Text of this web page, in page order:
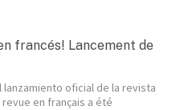
francés! Lancement de
lanzamiento oficial de la revista
en français a été